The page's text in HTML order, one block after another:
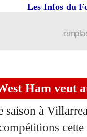
Les Infos du
Ham veut
saison à
motivé par
de quitter
Galtier
Maxwell